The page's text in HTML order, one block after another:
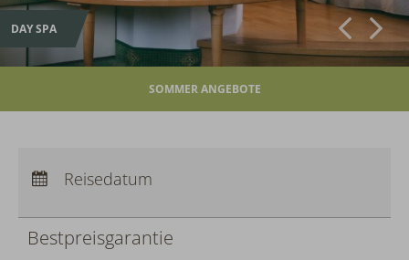
DAY SPA
SOMMER ANGEBOTE
Abreise:keine Auswahl
Reisedatum
Bestpreisgarantie